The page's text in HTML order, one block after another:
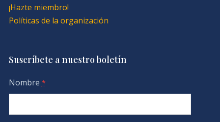
¡Hazte miembro!
Políticas de la organización
Suscríbete a nuestro boletín
Nombre *